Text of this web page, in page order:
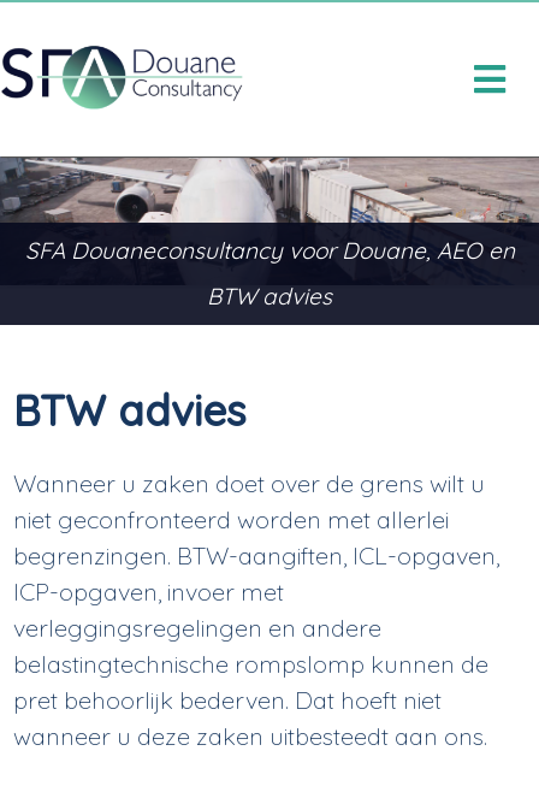
SFA Douaneconsultancy voor Douane, AEO en
BTW advies
BTW advies
Wanneer u zaken doet over de grens wilt u
niet geconfronteerd worden met allerlei
begrenzingen. BTW-aangiften, ICL-opgaven,
ICP-opgaven, invoer met
verleggingsregelingen en andere
belastingtechnische rompslomp kunnen de
pret behoorlijk bederven. Dat hoeft niet
wanneer u deze zaken uitbesteedt aan ons.